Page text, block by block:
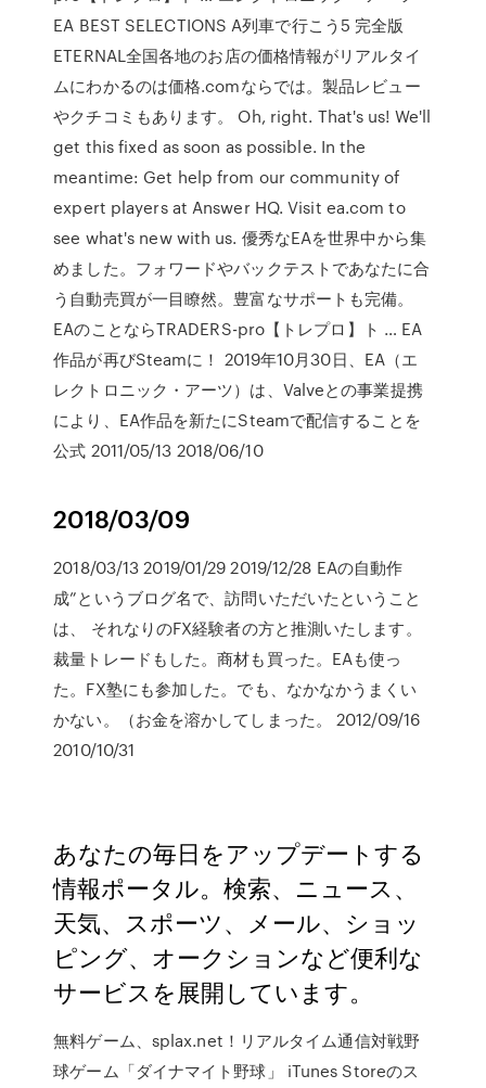
EA BEST SELECTIONS A列車で行こう5 完全版
ETERNAL全国各地のお店の価格情報がリアルタイ
ムにわかるのは価格.comならでは。製品レビュー
やクチコミもあります。 Oh, right. That's us! We'll
get this fixed as soon as possible. In the
meantime: Get help from our community of
expert players at Answer HQ. Visit ea.com to
see what's new with us. 優秀なEAを世界中から集
めました。フォワードやバックテストであなたに合
う自動売買が一目瞭然。豊富なサポートも完備。
EAのことならTRADERS-pro【トレプロ】ト … EA
作品が再びSteamに！ 2019年10月30日、EA（エ
レクトロニック・アーツ）は、Valveとの事業提携
により、EA作品を新たにSteamで配信することを
公式 2011/05/13 2018/06/10
2018/03/09
2018/03/13 2019/01/29 2019/12/28 EAの自動作
成”というブログ名で、訪問いただいたということ
は、 それなりのFX経験者の方と推測いたします。
裁量トレードもした。商材も買った。EAも使っ
た。FX塾にも参加した。でも、なかなかうまくい
かない。（お金を溶かしてしまった。 2012/09/16
2010/10/31
あなたの毎日をアップデートする
情報ポータル。検索、ニュース、
天気、スポーツ、メール、ショッ
ピング、オークションなど便利な
サービスを展開しています。
無料ゲーム、splax.net！リアルタイム通信対戦野
球ゲーム「ダイナマイト野球」 iTunes Storeのス